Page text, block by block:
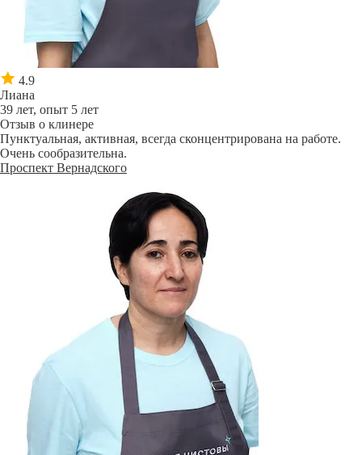
4.9
Лиана
39 лет, опыт 5 лет
Отзыв о клинере
Пунктуальная, активная, всегда сконцентрирована на работе.
Очень сообразительна.
Проспект Вернадского